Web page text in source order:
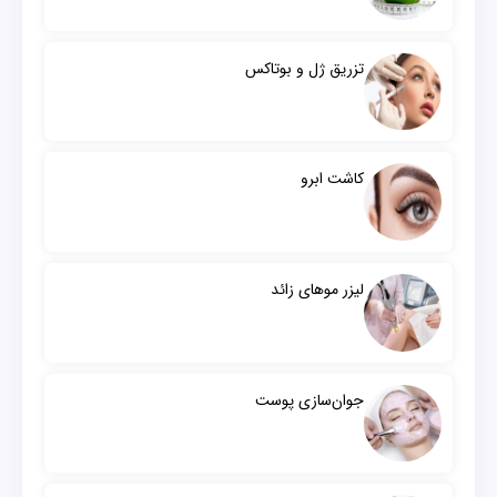
تزریق ژل و بوتاکس
کاشت ابرو
لیزر موهای زائد
جوان‌سازی پوست